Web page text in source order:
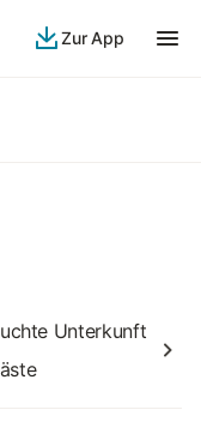
Zur App
Unterkunft